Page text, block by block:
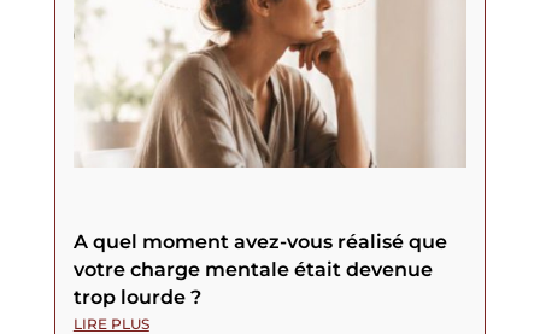
A quel moment avez-vous réalisé que
votre charge mentale était devenue
trop lourde ?
LIRE PLUS